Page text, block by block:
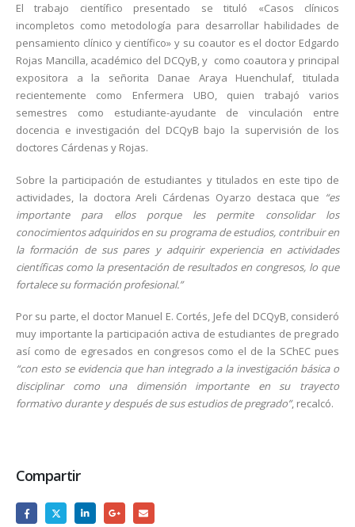
El trabajo científico presentado se tituló «Casos clínicos
incompletos como metodología para desarrollar habilidades de
pensamiento clínico y científico» y su coautor es el doctor Edgardo
Rojas Mancilla, académico del DCQyB, y como coautora y principal
expositora a la señorita Danae Araya Huenchulaf, titulada
recientemente como Enfermera UBO, quien trabajó varios
semestres como estudiante-ayudante de vinculación entre
docencia e investigación del DCQyB bajo la supervisión de los
doctores Cárdenas y Rojas.
Sobre la participación de estudiantes y titulados en este tipo de
actividades, la doctora Areli Cárdenas Oyarzo destaca que “es
importante para ellos porque les permite consolidar los
conocimientos adquiridos en su programa de estudios, contribuir en
la formación de sus pares y adquirir experiencia en actividades
científicas como la presentación de resultados en congresos, lo que
fortalece su formación profesional.”
Por su parte, el doctor Manuel E. Cortés, Jefe del DCQyB, consideró
muy importante la participación activa de estudiantes de pregrado
así como de egresados en congresos como el de la SChEC pues
“con esto se evidencia que han integrado a la investigación básica o
disciplinar como una dimensión importante en su trayecto
formativo durante y después de sus estudios de pregrado”, recalcó.
Compartir